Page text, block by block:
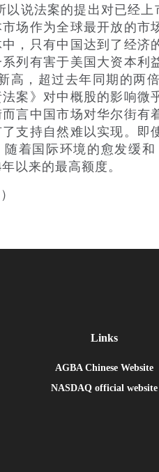
以说法案的提出对已经
场作为全球最开放的
，只有中国达到了经
列有害于美国大资本
高，超过去年同期的两
案》对中概股的影响
言中国市场对华尔街
支持自然难以实现。
着国际环境的愈发缓
以来的最高额度。
Links
AGBA Chinese Website
NASDAQ official website